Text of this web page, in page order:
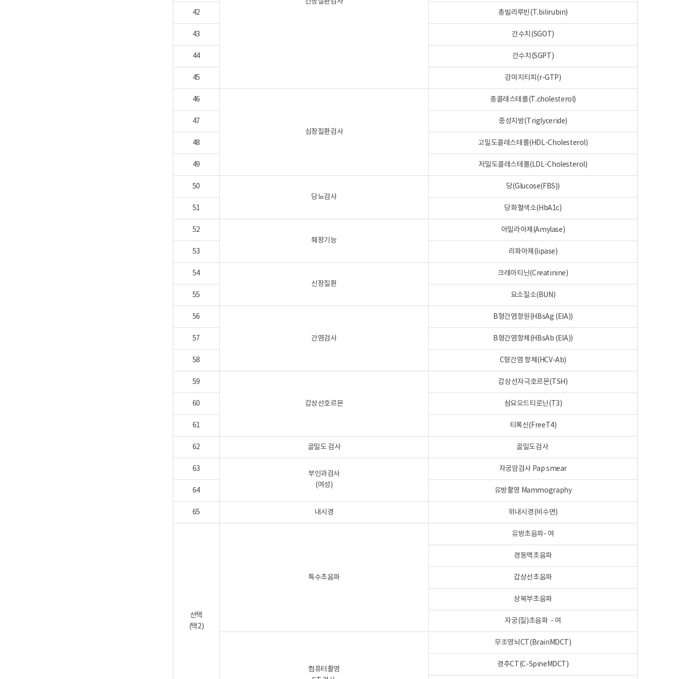
42
총빌리루빈(T.bilirubin)
43 간수치(SGOT)
44 간수치(SGPT)
45 감마지티피(r-GTP)
46
심장질환검사
총콜레스테롤(T.cholesterol)
47 중성지방(Triglyceride)
48 고밀도콜레스테롤(HDL-Cholesterol)
49 저밀도콜레스테롤(LDL-Cholesterol)
50
당뇨검사
당(Glucose(FBS))
51 당화혈색소(HbA1c)
52
췌장기능
아밀라아제(Amylase)
53 리파아제(lipase)
54
신장질환
크레아티닌(Creatinine)
55 요소질소(BUN)
56
간염검사
B형간염항원(HBsAg (EIA))
57 B형간염항체(HBsAb (EIA))
58 C형간염 항체(HCV-Ab)
59
갑상선호르몬
갑상선자극호르몬(TSH)
60 삼요오드티로닌(T3)
61 티록신(FreeT4)
62 골밀도 검사 골밀도검사
63
부인과검사
(여성)
자궁암검사 Pap smear
64 유방촬영 Mammography
65 내시경 위내시경(비수면)
선택
(택2)
특수초음파
유방초음파- 여
경동맥초음파
갑상선초음파
상복부초음파
자궁(질)초음파 - 여
컴퓨터촬영
무조영뇌CT(BrainMDCT)
경추CT(C-SpineMDCT)